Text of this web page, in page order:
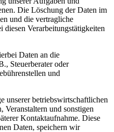
Die Löschung der Daten im
und die vertragliche
Verarbeitungstätigkeiten
Daten an die
Steuerberater oder
und
unserer betriebswirtschaftlichen
Veranstaltern und sonstigen
Kontaktaufnahme. Diese
Daten, speichern wir